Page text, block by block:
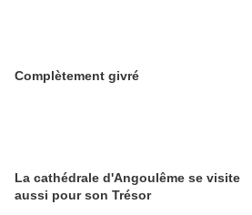
Complètement givré
La cathédrale d'Angoulême se visite
aussi pour son Trésor